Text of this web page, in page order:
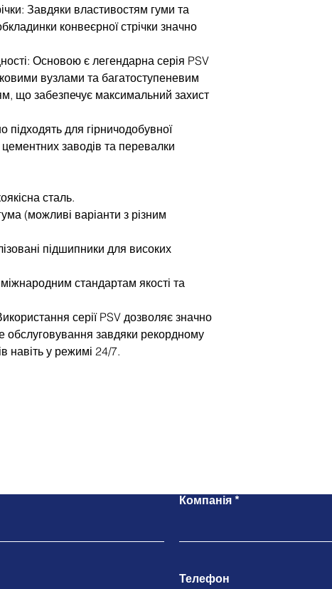
Завдяки властивостям гуми та
конвеєрної стрічки значно
Основою є легендарна серія PSV
вузлами та багатоступеневим
що забезпечує максимальний захист
підходять для гірничодобувної
заводів та перевалки
сталь.
(можливі варіанти з різним
підшипники для високих
стандартам якості та
серії PSV дозволяє значно
обслуговування завдяки рекордному
навіть у режимі 24/7.
Компанія
Телефон